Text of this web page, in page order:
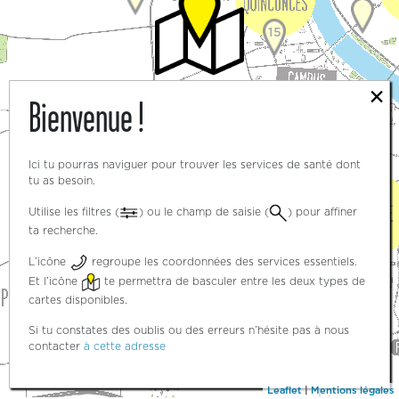
15
3
×
Bienvenue !
Ici tu pourras naviguer pour trouver les services de santé dont
tu as besoin.
Utilise les filtres ( ) ou le champ de saisie (
) pour affiner
ta recherche.
L’icône
regroupe les coordonnées des services essentiels.
Et l’icône
te permettra de basculer entre les deux types de
cartes disponibles.
Si tu constates des oublis ou des erreurs n’hésite pas à nous
contacter à cette adresse
Leaflet|Mentions légales